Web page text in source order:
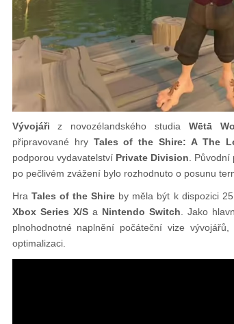
Vývojáři z novozélandského studia Wētā
připravované hry Tales of the Shire: A The
podporou vydavatelství Private Division. Původní
po pečlivém zvážení bylo rozhodnuto o posunu
Hra Tales of the Shire by měla být k dispozici
Xbox Series X/Sa Nintendo Switch. Jako
plnohodnotné naplnění počáteční vize
optimalizaci.